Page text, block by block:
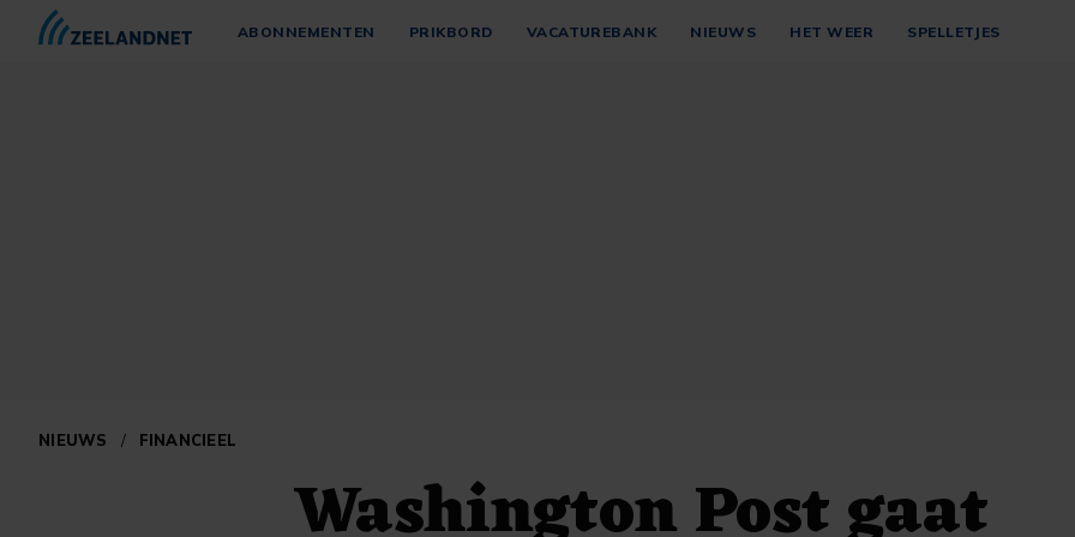
ABONNEMENTEN PRIKBORD VACATUREBANK NIEUWS HET WEER SPELLETJES
NIEUWS / FINANCIEEL